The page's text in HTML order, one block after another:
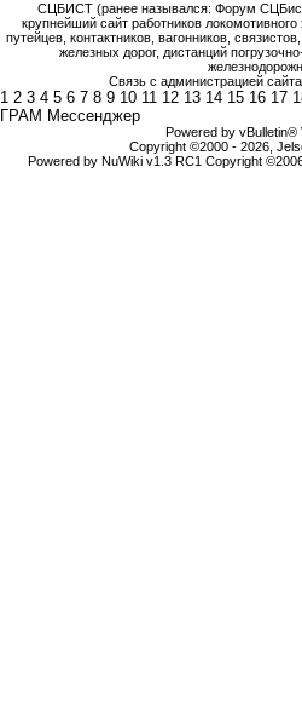
СЦБИСТ (ранее назывался: Форум
крупнейший сайт работников
путейцев, контактников, вагонников,
железных дорог, дистанций
Связь с администрацией
1 2 3 4 5 6 7 8 9 10 11 12 13 14 15 16 17
ГРАМ Мессенджер
Powered by vBulletin®
Copyright ©2000 - 2026,
Powered by NuWiki v1.3 RC1 Copyright